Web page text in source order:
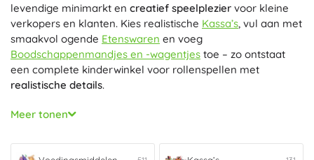
levendige minimarkt en creatief speelplezier voor kleine
verkopers en klanten. Kies realistische Kassa’s, vul aan met
smaakvol ogende Etenswaren en voeg
Boodschappenmandjes en -wagentjes toe – zo ontstaat
een complete kinderwinkel voor rollenspellen met
realistische details.
Kinderkassa’s bieden een barcodescanner en
handscanner, pinautomaat, bankbiljetten en munten,
ideaal voor
spelenderwijs leren
en het oefenen van het
Meer tonen